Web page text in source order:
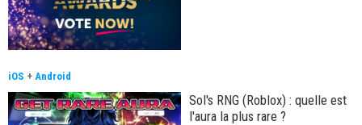
iOS + Android
Sol's RNG (Roblox) : quelle est
l'aura la plus rare ?